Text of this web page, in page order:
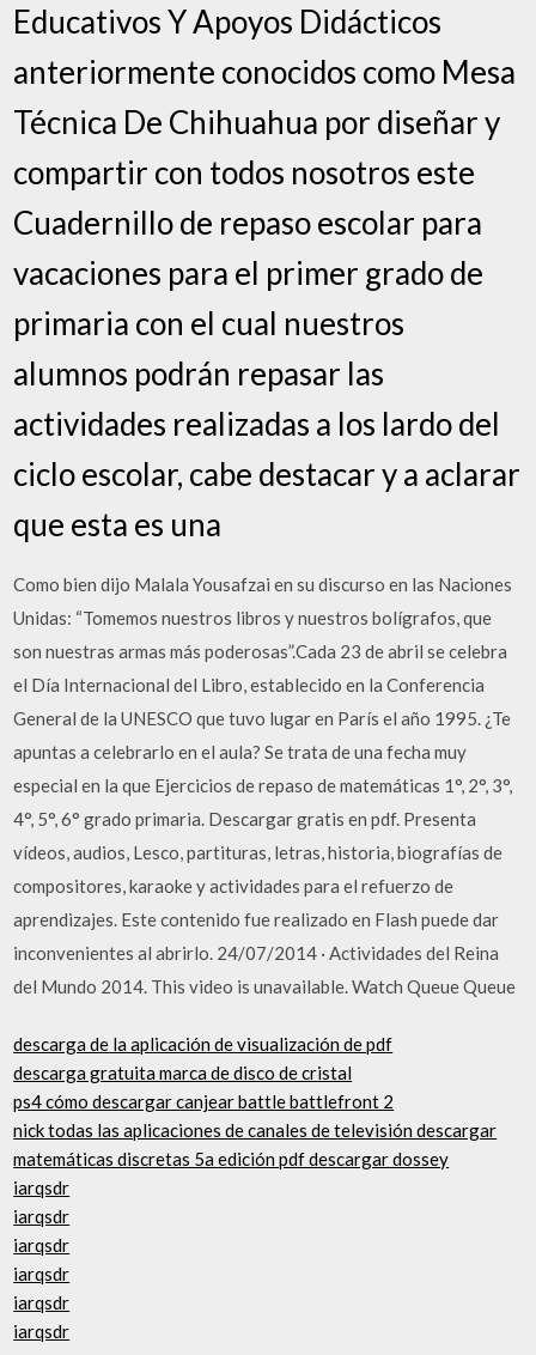
Educativos Y Apoyos Didácticos
anteriormente conocidos como Mesa
Técnica De Chihuahua por diseñar y
compartir con todos nosotros este
Cuadernillo de repaso escolar para
vacaciones para el primer grado de
primaria con el cual nuestros
alumnos podrán repasar las
actividades realizadas a los lardo del
ciclo escolar, cabe destacar y a aclarar
que esta es una
Como bien dijo Malala Yousafzai en su discurso en las Naciones
Unidas: “Tomemos nuestros libros y nuestros bolígrafos, que
son nuestras armas más poderosas”.Cada 23 de abril se celebra
el Día Internacional del Libro, establecido en la Conferencia
General de la UNESCO que tuvo lugar en París el año 1995. ¿Te
apuntas a celebrarlo en el aula? Se trata de una fecha muy
especial en la que Ejercicios de repaso de matemáticas 1°, 2°, 3°,
4°, 5°, 6° grado primaria. Descargar gratis en pdf. Presenta
vídeos, audios, Lesco, partituras, letras, historia, biografías de
compositores, karaoke y actividades para el refuerzo de
aprendizajes. Este contenido fue realizado en Flash puede dar
inconvenientes al abrirlo. 24/07/2014 · Actividades del Reina
del Mundo 2014. This video is unavailable. Watch Queue Queue
descarga de la aplicación de visualización de pdf
descarga gratuita marca de disco de cristal
ps4 cómo descargar canjear battle battlefront 2
nick todas las aplicaciones de canales de televisión descargar
matemáticas discretas 5a edición pdf descargar dossey
iarqsdr
iarqsdr
iarqsdr
iarqsdr
iarqsdr
iarqsdr